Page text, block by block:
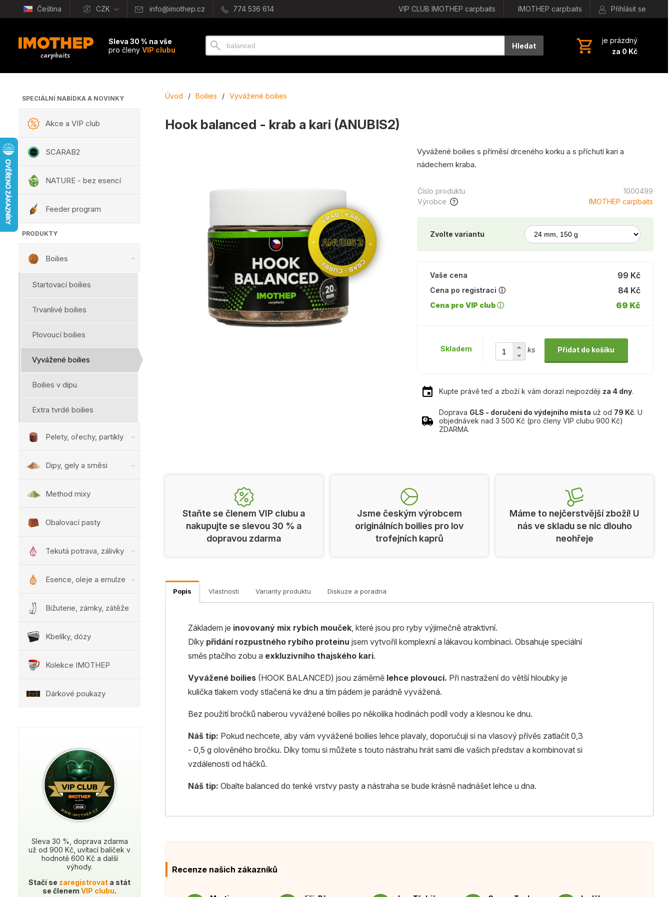
Čeština CZK info@imothep.cz 774 536 614 VIP CLUB IMOTHEP carpbaits IMOTHEP carpbaits Přihlásit se
Sleva 30 % na vše
pro členy VIP clubu Hledat
je prázdný
za 0 Kč
SPECIÁLNÍ NABÍDKA A NOVINKY
Akce a VIP club
SCARAB2
NATURE - bez esencí
Feeder program
PRODUKTY
Boilies
Startovací boilies
Trvanlivé boilies
Plovoucí boilies
Vyvážené boilies
Boilies v dipu
Extra tvrdé boilies
Pelety, ořechy, partikly
Dipy, gely a směsi
Method mixy
Obalovací pasty
Tekutá potrava, zálivky
Esence, oleje a emulze
Bižuterie, zámky, zátěže
Kbelíky, dózy
Kolekce IMOTHEP
Dárkové poukazy
Sleva 30 %, doprava zdarma
už od 900 Kč, uvítací balíček v
hodnotě 600 Kč a další
výhody.
Stačí se zaregistrovat a stát
se členem VIP clubu.
Úvod / Boilies / Vyvážené boilies
Hook balanced - krab a kari (ANUBIS2)
Vyvážené boilies s příměsí drceného korku a s příchutí kari a
nádechem kraba.
Číslo produktu
1000499
Výrobce
IMOTHEP carpbaits
Zvolte variantu
99 Kč
Vaše cena
Cena po registraci ⓘ
84 Kč
Cena pro VIP club ⓘ 69 Kč
Skladem ks Přidat do košíku
Kupte právě teď a zboží k vám dorazí nejpozději za 4 dny.
Doprava GLS - doručení do výdejního místa už od 79 Kč. U
objednávek nad 3 500 Kč (pro členy VIP clubu 900 Kč)
ZDARMA.
Staňte se členem VIP clubu a
nakupujte se slevou 30 % a
dopravou zdarma
Jsme českým výrobcem
originálních boilies pro lov
trofejních kaprů
Máme to nejčerstvější zboží! U
nás ve skladu se nic dlouho
neohřeje
Popis Vlastnosti Varianty produktu Diskuze a poradna
Základem je inovovaný mix rybích mouček, které jsou pro ryby výjimečně atraktivní.
Díky přidání rozpustného rybího proteinu jsem vytvořil komplexní a lákavou kombinaci. Obsahuje speciální
směs ptačího zobu a exkluzivního thajského kari.
Vyvážené boilies (HOOK BALANCED) jsou záměrně lehce plovoucí. Při nastražení do větší hloubky je
kulička tlakem vody stlačená ke dnu a tím pádem je parádně vyvážená.
Bez použití bročků naberou vyvážené boilies po několika hodinách podíl vody a klesnou ke dnu.
Náš tip: Pokud nechcete, aby vám vyvážené boilies lehce plavaly, doporučuji si na vlasový přívěs zatlačit 0,3
- 0,5 g olověného bročku. Díky tomu si můžete s touto nástrahu hrát sami dle vašich představ a kombinovat si
vzdálenosti od háčků.
Náš tip:Obalte balanced do tenké vrstvy pasty a nástraha se bude krásně nadnášet lehce u dna.
Recenze našich zákazníků